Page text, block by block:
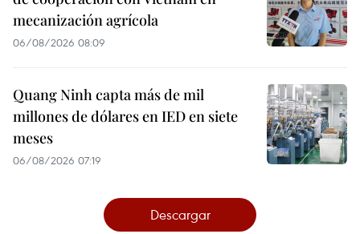
mecanización agrícola
06/08/2026 08:09
Quang Ninh capta más de mil
millones de dólares en IED en siete
meses
06/08/2026 07:19
Descargar